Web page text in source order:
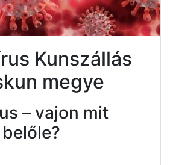
Kunszállás
megye
– vajon mit